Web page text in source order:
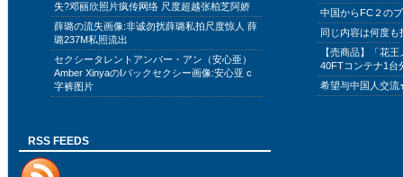
失?邓丽欣照片疯传网络 尺度超越张柏芝阿娇
薛璐の流失画像:非诚勿扰薛璐私拍尺度惊人 薛
璐237M私照流出
セクシータレントアンバー・アン（安心亜）
Amber XinyaのIバックセクシー画像:安心亚 c
字裤图片
中国からFC２の
同じ内容は何度
【売商品】「花
40FTコンテナ1台
希望与中国人交
RSS FEEDS